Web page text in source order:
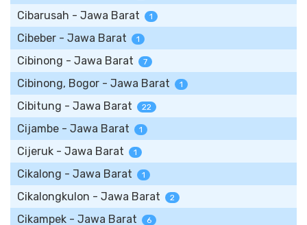
Cibarusah - Jawa Barat 1
Cibeber - Jawa Barat 1
Cibinong - Jawa Barat 7
Cibinong, Bogor - Jawa Barat 1
Cibitung - Jawa Barat 22
Cijambe - Jawa Barat 1
Cijeruk - Jawa Barat 1
Cikalong - Jawa Barat 1
Cikalongkulon - Jawa Barat 2
Cikampek - Jawa Barat 6